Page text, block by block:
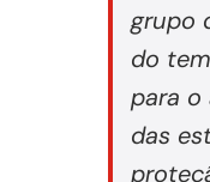
grupo
do
para o
das